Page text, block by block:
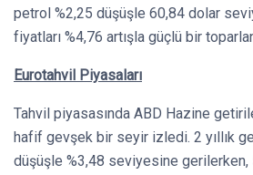
petrol %2,25 düşüşle 60,84 dolar
fiyatları %4,76 artışla güçlü bir
Eurotahvil Piyasaları
Tahvil piyasasında ABD Hazine
hafif gevşek bir seyir izledi. 2 yıllık
düşüşle %3,48 seviyesine gerilerken,